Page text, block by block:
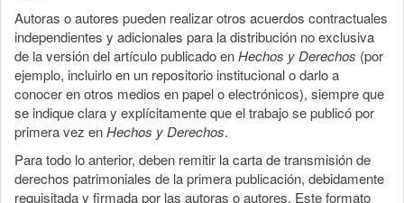
Autoras o autores pueden realizar otros acuerdos contractuales
independientes y adicionales para la distribución no exclusiva
de la versión del artículo publicado enHechos y Derechos (por
ejemplo, incluirlo en un repositorio institucional o darlo a
conocer en otros medios en papel o electrónicos), siempre que
se indique clara y explícitamente que el trabajo se publicó por
primera vez enHechos y Derechos.
Para todo lo anterior, deben remitir la carta de transmisión de
derechos patrimoniales de la primera publicación, debidamente
requisitada y firmada por las autoras o autores. Este formato